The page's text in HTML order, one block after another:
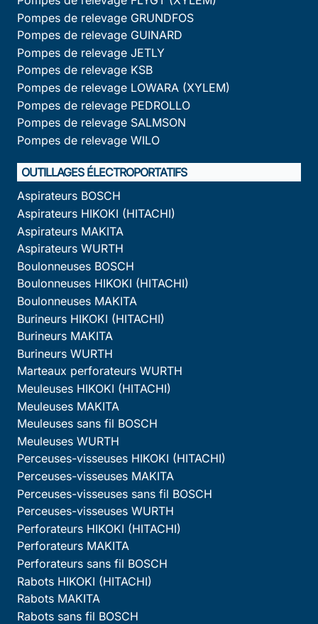
Pompes de relevage GRUNDFOS
Pompes de relevage GUINARD
Pompes de relevage JETLY
Pompes de relevage KSB
Pompes de relevage LOWARA (XYLEM)
Pompes de relevage PEDROLLO
Pompes de relevage SALMSON
Pompes de relevage WILO
OUTILLAGES ÉLECTROPORTATIFS
Aspirateurs BOSCH
Aspirateurs HIKOKI (HITACHI)
Aspirateurs MAKITA
Aspirateurs WURTH
Boulonneuses BOSCH
Boulonneuses HIKOKI (HITACHI)
Boulonneuses MAKITA
Burineurs HIKOKI (HITACHI)
Burineurs MAKITA
Burineurs WURTH
Marteaux perforateurs WURTH
Meuleuses HIKOKI (HITACHI)
Meuleuses MAKITA
Meuleuses sans fil BOSCH
Meuleuses WURTH
Perceuses-visseuses HIKOKI (HITACHI)
Perceuses-visseuses MAKITA
Perceuses-visseuses sans fil BOSCH
Perceuses-visseuses WURTH
Perforateurs HIKOKI (HITACHI)
Perforateurs MAKITA
Perforateurs sans fil BOSCH
Rabots HIKOKI (HITACHI)
Rabots MAKITA
Rabots sans fil BOSCH